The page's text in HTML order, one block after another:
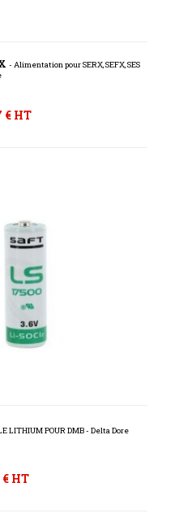
- Alimentation pour SERX, SEFX, SES
€ HT
LITHIUM POUR DMB - Delta Dore
€ HT